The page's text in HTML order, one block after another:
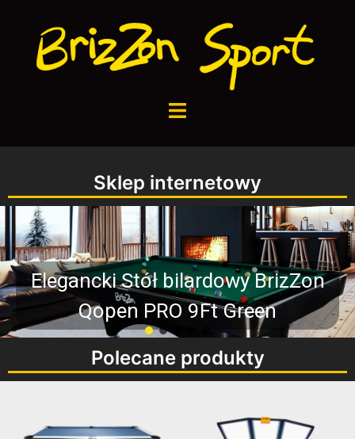
Sklep internetowy
Stół bilardowy BrizZon
PRO 9Ft Green
Polecane produkty